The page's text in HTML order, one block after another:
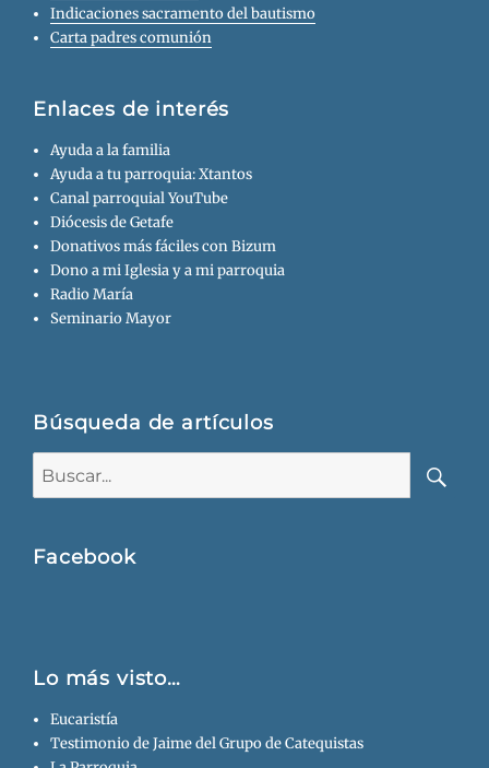
Indicaciones sacramento del bautismo
Carta padres comunión
Enlaces de interés
Ayuda a la familia
Ayuda a tu parroquia: Xtantos
Canal parroquial YouTube
Diócesis de Getafe
Donativos más fáciles con Bizum
Dono a mi Iglesia y a mi parroquia
Radio María
Seminario Mayor
Búsqueda de artículos
Facebook
Lo más visto…
Eucaristía
Testimonio de Jaime del Grupo de Catequistas